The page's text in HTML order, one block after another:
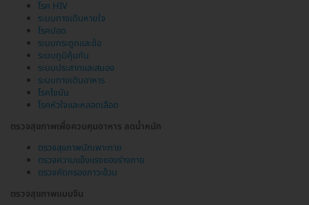
โรค HIV
ระบบทางเดินหายใจ
โรคปอด
ระบบกระดูกและข้อ
ระบบภูมิคุ้มกัน
ระบบประสาทและสมอง
ระบบทางเดินอาหาร
โรคไขมัน
โรคหัวใจและหลอดเลือด
ตรวจสุขภาพเพื่อควบคุมอาหาร ลดน้ำหนัก
ตรวจสุขภาพนักเพาะกาย
ตรวจความแข็งแรงของร่างกาย
ตรวจคัดกรองภาวะอ้วน
ตรวจสุขภาพแบบจีน